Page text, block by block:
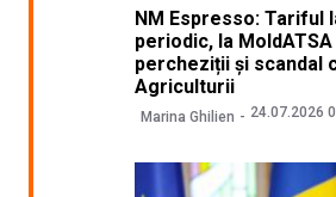
NM Espresso: Tariful
periodic, la
percheziții și scandal
Agriculturii
Marina Ghilien 24.07.2026